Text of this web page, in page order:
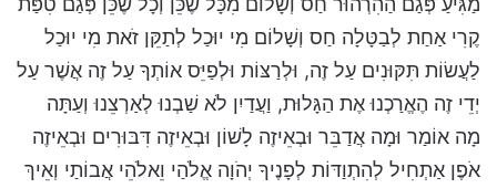
קֶרִי אַחַת לְבַטָּלָה חַס וְשָׁלוֹם מִי יוּכַל לְתַקֵּן זֹאת מִי יוּכַל
לַעֲשׂוֹת תִּקּוּנִים עַל זֶה, וּלְרַצּוֹת וּלְפַיֵּס אוֹתְךָ עַל זֶה אֲשֶׁר עַל
יְדֵי זֶה הֶאֱרַכְנוּ אֶת הַגָּלוּת, וַעֲדַיִן לֹא שַׁבְנוּ לְאַרְצֵנוּ וְעַתָּה
מָה אוֹמַר וּמָה אֲדַבֵּר וּבְאֵיזֶה לָשׁוֹן וּבְאֵיזֶה דִּבּוּרִים וּבְאֵיזֶה
אֹפֶן אַתְחִיל לְהִתְוַדּוֹת לְפָנֶיךָ יְהֹוָה אֱלֹהַי וֵאלֹהֵי אֲבוֹתַי וְאֵיךְ